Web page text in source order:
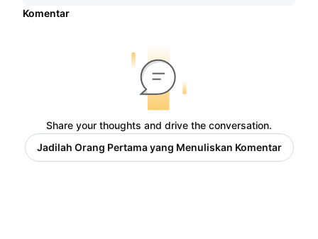
Komentar
Share your thoughts and drive the conversation.
Jadilah Orang Pertama yang Menuliskan Komentar